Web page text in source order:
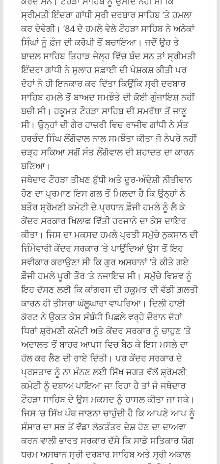
ਸ੍ਰੀਮਤੀ ਇੰਦਰਾ ਗਾਂਧੀ ਸ੍ਰੀ ਦਰਬਾਰ ਸਾਹਿਬ ’ਤੇ ਹਮਲਾ
ਕਰ ਦੇਵੇਗੀ। ’84 ਦੇ ਹਮਲੇ ਵੇਲੇ ਟੌਹੜਾ ਸਾਹਿਬ ਨੇ ਅਨੇਕਾਂ
ਸਿੰਘਾਂ ਨੂੰ ਫ਼ੌਜ ਦੀ ਕਰੋਪੀ ਤੋਂ ਬਚਾਇਆ। ਜਦੋਂ ਉਹ ਤੇ
ਬਾਦਲ ਸਾਹਿਬ ਤਿਹਾੜ ਜੇਲ੍ਹ ਵਿੱਚ ਬੰਦ ਸਨ ਤਾਂ ਸ੍ਰੀਮਤੀ
ਇੰਦਰਾ ਗਾਂਧੀ ਨੇ ਸੁਲਾਹ ਸਫ਼ਾਈ ਦੀ ਪੇਸ਼ਕਸ਼ ਕੀਤੀ ਪਰ
ਦੋਹਾਂ ਨੇ ਹੀ ਇਨਕਾਰ ਕਰ ਦਿੱਤਾ ਕਿਉਂਕਿ ਸ੍ਰੀ ਦਰਬਾਰ
ਸਾਹਿਬ ਹਮਲੇ ਤੋਂ ਬਾਅਦ ਸਮਝੌਤੇ ਦੀ ਕੋਈ ਗੁੰਜਾਇਸ਼ ਨਹੀਂ
ਬਚੀ ਸੀ। ਹਕੂਮਤ ਟੌਹੜਾ ਸਾਹਿਬ ਦੀ ਸਮਰੱਥਾ ਤੋਂ ਜਾਣੂ
ਸੀ। ਉਨ੍ਹਾਂ ਦੀ ਗੈਰ ਹਾਜ਼ਰੀ ਵਿਚ ਰਾਜੀਵ ਗਾਂਧੀ ਨੇ ਸੰਤ
ਹਰਚੰਦ ਸਿੰਘ ਲੌਂਗੋਵਾਲ ਨਾਲ ਸਮਝੌਤਾ ਕੀਤਾ ਜੋ ਨੇਪਰੇ ਨਹੀਂ
ਚੜ੍ਹ ਸਕਿਆ ਸਗੋਂ ਸੰਤ ਲੌਂਗੋਵਾਲ ਦੀ ਸ਼ਹਾਦਤ ਦਾ ਕਾਰਨ
ਬਣਿਆ।
ਜਥੇਦਾਰ ਟੌਹੜਾ ਤੀਖਣ ਬੁੱਧੀ ਅਤੇ ਦੂਰ-ਅੰਦੇਸ਼ੀ ਨੀਤੀਵਾਨ
ਹੋਣ ਦਾ ਪ੍ਰਮਾਣ ਇਸ ਗਲ ਤੋਂ ਮਿਲਦਾ ਹੈ ਕਿ ਉਨ੍ਹਾਂ ਨੇ
ਬਤੌਰ ਸ਼੍ਰੋਮਣੀ ਕਮੇਟੀ ਦੇ ਪ੍ਰਧਾਨ ਫ਼ੌਜੀ ਹਮਲੇ ਨੂੰ ਲੈ ਕੇ
ਕੇਂਦਰ ਸਰਕਾਰ ਖਿਲਾਫ ਵਿੱਤੀ ਹਰਜਾਨੇ ਦਾ ਕੇਸ ਦਾਇਰ
ਕੀਤਾ। ਜਿਸ ਦਾ ਮਕਸਦ ਹਮਲੇ ਪ੍ਰਤੀ ਸਮੁੱਚੇ ਨੁਕਸਾਨ ਦੀ
ਜ਼ਿੰਮੇਵਾਰੀ ਕੇਂਦਰ ਸਰਕਾਰ ’ਤੇ ਪਾਉਂਦਿਆਂ ਉਸ ਤੋਂ ਇਹ
ਸਵੀਕਾਰ ਕਰਾਉਣਾ ਸੀ ਕਿ ਗੁਰ ਅਸਥਾਨਾਂ ’ਤੇ ਕੀਤੇ ਗਏ
ਫ਼ੌਜੀ ਹਮਲੇ ਪੂਰੀ ਤੌਰ ’ਤੇ ਨਜਾਇਜ਼ ਸੀ। ਸਮੁੱਚੇ ਵਿਸ਼ਵ ਨੂੰ
ਇਹ ਦੱਸਣ ਲਈ ਕਿ ਕਾਂਗਰਸ ਦੀ ਹਕੂਮਤ ਦੀ ਵੱਡੀ ਗ਼ਲਤੀ
ਕਾਰਨ ਹੀ ਤੀਸਰਾ ਘੱਲੂਘਾਰਾ ਵਾਪਰਿਆ। ਦਿਲੀ ਹਾਈ
ਕੋਰਟ ਨੇ ਉਕਤ ਕੇਸ ਸੰਬੰਧੀ ਪਿਛਲੇ ਵਰ੍ਹੇ ਦੌਰਾਨ ਦੋਹਾਂ
ਧਿਰਾਂ ਸ਼੍ਰੋਮਣੀ ਕਮੇਟੀ ਅਤੇ ਕੇਂਦਰ ਸਰਕਾਰ ਨੂੰ ਚਾਹੁਣ ’ਤੇ
ਅਦਾਲਤ ਤੋਂ ਬਾਹਰ ਆਪਸ ਵਿਚ ਬੈਠ ਕੇ ਇਸ ਮਸਲੇ ਦਾ
ਹੱਲ ਕਰ ਲੈਣ ਦੀ ਰਾਏ ਦਿੱਤੀ। ਪਰ ਕੇਂਦਰ ਸਰਕਾਰ ਦੇ
ਪ੍ਰਸਤਾਵ ਨੂੰ ਨਾ ਮੰਨਣ ਲਈ ਸਿੱਖ ਜਗਤ ਵੱਲੋਂ ਸ਼੍ਰੋਮਣੀ
ਕਮੇਟੀ ਨੂੰ ਦਬਾਅ ਪਾਇਆ ਜਾ ਰਿਹਾ ਹੈ ਤਾਂ ਜੋ ਜਥੇਦਾਰ
ਟੌਹੜਾ ਸਾਹਿਬ ਦੇ ਉਸ ਮਕਸਦ ਨੂੰ ਹਾਸਲ ਕੀਤਾ ਜਾ ਸਕੇ।
ਜਿਸ ’ਚ ਸਿੱਖ ਪੰਥ ਜਾਣਨਾ ਚਾਹੁੰਦੀ ਹੈ ਕਿ ਆਪਣੇ ਆਪ ਨੂੰ
ਸੰਸਾਰ ਦਾ ਸਭ ਤੋਂ ਵੱਡਾ ਲੋਕਤੰਤਰ ਦੇਸ਼ ਹੋਣ ਦਾ ਦਾਅਵਾ
ਕਰਨ ਵਾਲੀ ਭਾਰਤ ਸਰਕਾਰ ਦੱਸੇ ਕਿ ਸਾਡੇ ਸਤਿਕਾਰ ਯੋਗ
ਧਰਮ ਅਸਥਾਨ ਸ੍ਰੀ ਦਰਬਾਰ ਸਾਹਿਬ ਅਤੇ ਸ੍ਰੀ ਅਕਾਲ